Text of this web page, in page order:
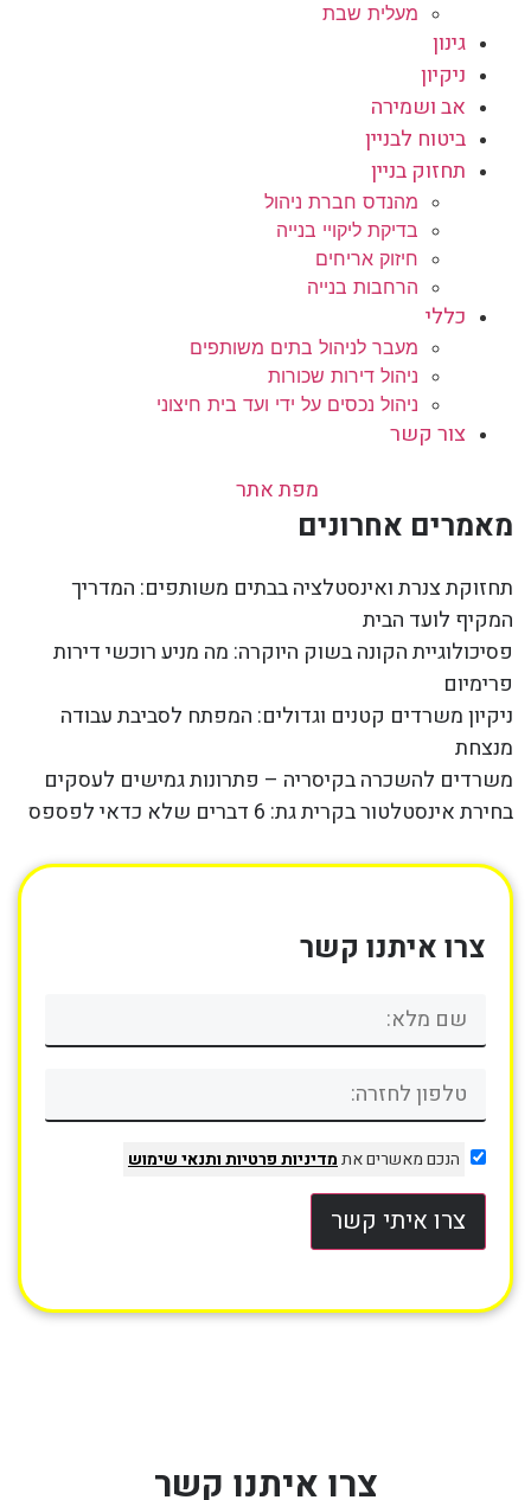
מעלית שבת
גינון
ניקיון
אב ושמירה
ביטוח לבניין
תחזוק בניין
מהנדס חברת ניהול
בדיקת ליקויי בנייה
חיזוק אריחים
הרחבות בנייה
כללי
מעבר לניהול בתים משותפים
ניהול דירות שכורות
ניהול נכסים על ידי ועד בית חיצוני
צור קשר
מפת אתר
מאמרים אחרונים
תחזוקת צנרת ואינסטלציה בבתים משותפים: המדריך
המקיף לועד הבית
פסיכולוגיית הקונה בשוק היוקרה: מה מניע רוכשי דירות
פרימיום
ניקיון משרדים קטנים וגדולים: המפתח לסביבת עבודה
מנצחת
משרדים להשכרה בקיסריה – פתרונות גמישים לעסקים
בחירת אינסטלטור בקרית גת: 6 דברים שלא כדאי לפספס
צרו איתנו קשר
הנכם מאשרים אתמדיניות פרטיותותנאי שימוש
צרו איתי קשר
צרו איתנו קשר